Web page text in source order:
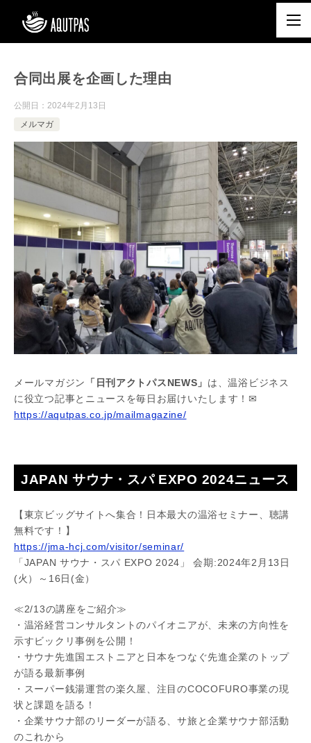
合同出展を企画した理由
公開日： 2024年2月13日
メルマガ
メールマガジン 「日刊アクトパスNEWS」 は、温浴ビジネス
に役立つ記事とニュースを毎日お届けいたします！✉
https://aqutpas.co.jp/mailmagazine/
JAPAN サウナ・スパ EXPO 2024ニュース
【東京ビッグサイトへ集合！日本最大の温浴セミナー、聴講
無料です！】
https://jma-hcj.com/visitor/seminar/
「JAPAN サウナ・スパ EXPO 2024」 会期:2024年2月13日
(火）～16日(金）
≪2/13の講座をご紹介≫
・温浴経営コンサルタントのパイオニアが、未来の方向性を
示すビックリ事例を公開！
・サウナ先進国エストニアと日本をつなぐ先進企業のトップ
が語る最新事例
・スーパー銭湯運営の楽久屋、注目のCOCOFURO事業の現
状と課題を語る！
・企業サウナ部のリーダーが語る、サ旅と企業サウナ部活動
のこれから